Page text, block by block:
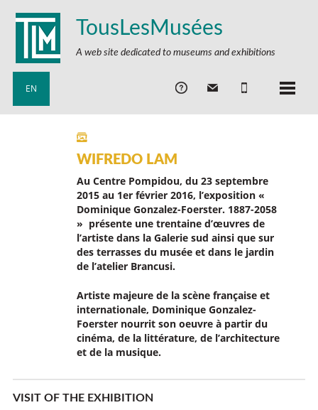
TousLesMusées
A web site dedicated to museums and exhibitions
EN
WIFREDO LAM
Au Centre Pompidou, du 23 septembre
2015 au 1er février 2016, l’exposition «
Dominique Gonzalez-Foerster. 1887-2058
» présente une trentaine d’œuvres de
l’artiste dans la Galerie sud ainsi que sur
des terrasses du musée et dans le jardin
de l’atelier Brancusi.
Artiste majeure de la scène française et
internationale, Dominique Gonzalez-
Foerster nourrit son oeuvre à partir du
cinéma, de la littérature, de l’architecture
et de la musique.
VISIT OF THE EXHIBITION